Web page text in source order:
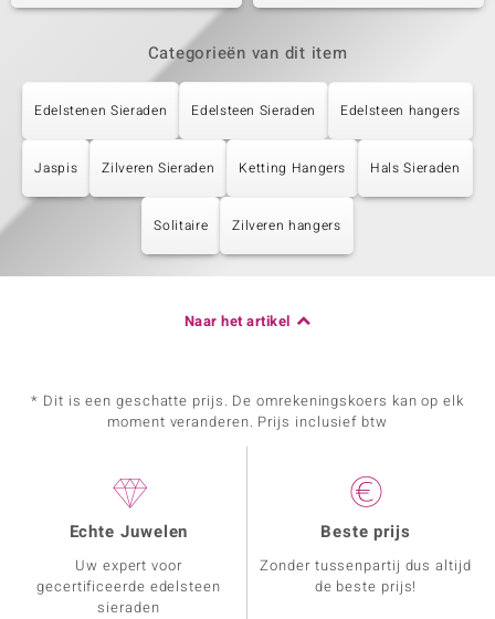
Categorieën van dit item
Edelstenen Sieraden Edelsteen Sieraden Edelsteen hangers
Jaspis Zilveren Sieraden Ketting Hangers Hals Sieraden
Solitaire Zilveren hangers
Naar het artikel
* Dit is een geschatte prijs. De omrekeningskoers kan op elk
moment veranderen. Prijs inclusief btw
Echte Juwelen
Uw expert voor
gecertificeerde edelsteen
sieraden
Beste prijs
Zonder tussenpartij dus altijd
de beste prijs!